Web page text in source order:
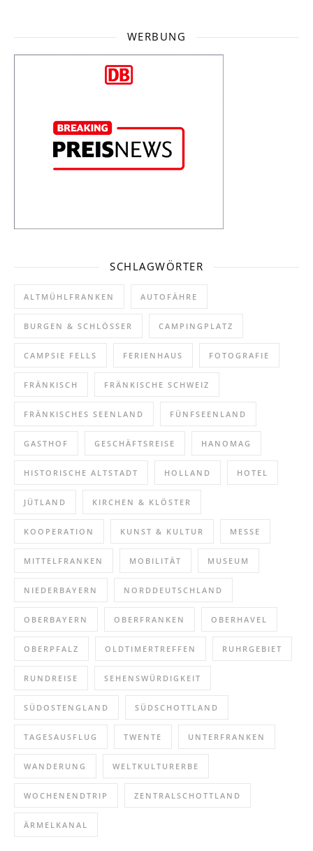
WERBUNG
SCHLAGWÖRTER
ALTMÜHLFRANKEN AUTOFÄHRE
BURGEN & SCHLÖSSER CAMPINGPLATZ
CAMPSIE FELLS FERIENHAUS FOTOGRAFIE
FRÄNKISCH FRÄNKISCHE SCHWEIZ
FRÄNKISCHES SEENLAND FÜNFSEENLAND
GASTHOF GESCHÄFTSREISE HANOMAG
HISTORISCHE ALTSTADT HOLLAND HOTEL
JÜTLAND KIRCHEN & KLÖSTER
KOOPERATION KUNST & KULTUR MESSE
MITTELFRANKEN MOBILITÄT MUSEUM
NIEDERBAYERN NORDDEUTSCHLAND
OBERBAYERN OBERFRANKEN OBERHAVEL
OBERPFALZ OLDTIMERTREFFEN RUHRGEBIET
RUNDREISE SEHENSWÜRDIGKEIT
SÜDOSTENGLAND SÜDSCHOTTLAND
TAGESAUSFLUG TWENTE UNTERFRANKEN
WANDERUNG WELTKULTURERBE
WOCHENENDTRIP ZENTRALSCHOTTLAND
ÄRMELKANAL